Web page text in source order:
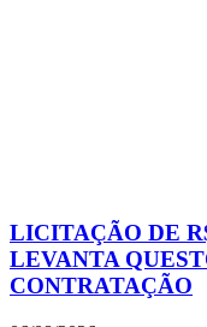
LICITAÇÃO DE
LEVANTA
CONTRATAÇÃO